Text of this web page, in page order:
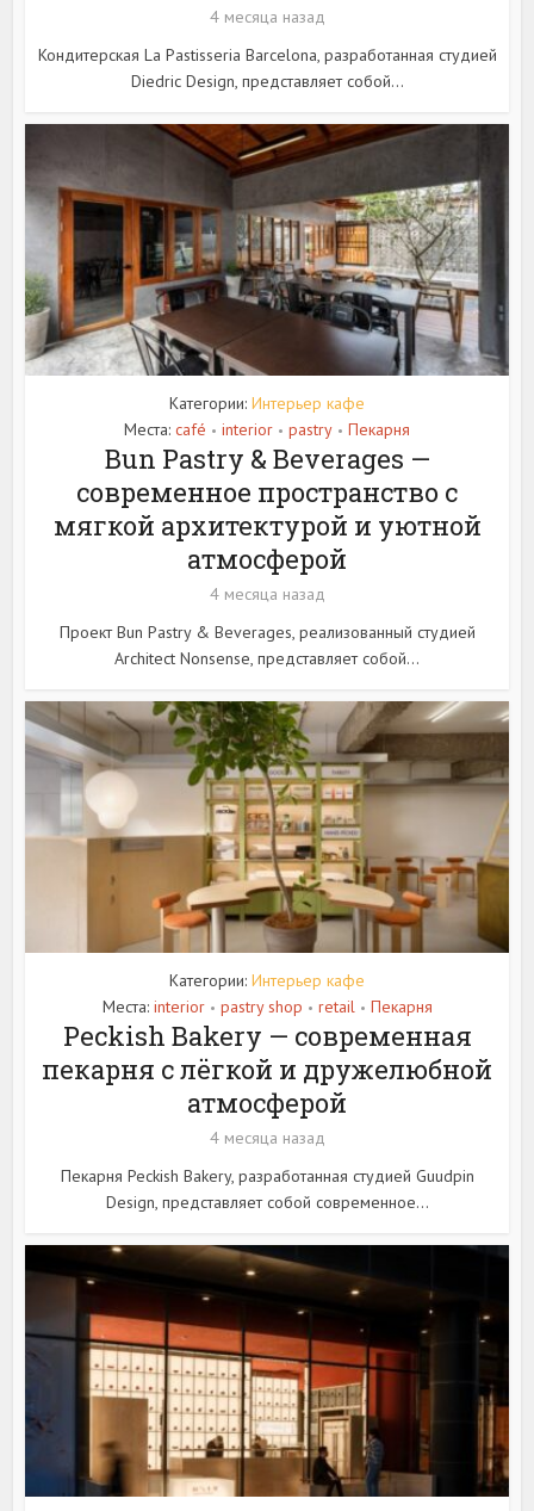
4 месяца назад
Кондитерская La Pastisseria Barcelona, разработанная студией
Diedric Design, представляет собой...
Категории: Интерьер кафе
Места: café • interior • pastry • Пекарня
Bun Pastry & Beverages —
современное пространство с
мягкой архитектурой и уютной
атмосферой
4 месяца назад
Проект Bun Pastry & Beverages, реализованный студией
Architect Nonsense, представляет собой...
Категории: Интерьер кафе
Места: interior • pastry shop • retail • Пекарня
Peckish Bakery — современная
пекарня с лёгкой и дружелюбной
атмосферой
4 месяца назад
Пекарня Peckish Bakery, разработанная студией Guudpin
Design, представляет собой современное...